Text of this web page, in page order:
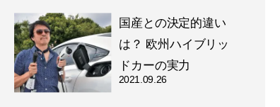
国産との決定的違い
は？ 欧州ハイブリッ
ドカーの実力
2021.09.26